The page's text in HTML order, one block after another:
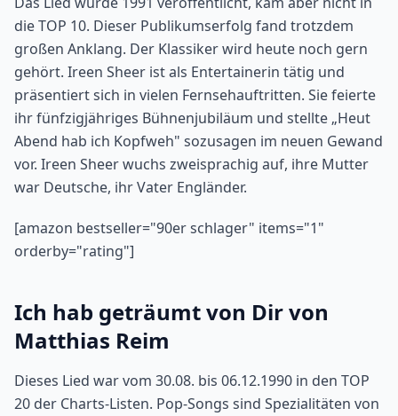
die TOP 10. Dieser Publikumserfolg fand trotzdem
großen Anklang. Der Klassiker wird heute noch gern
gehört. Ireen Sheer ist als Entertainerin tätig und
präsentiert sich in vielen Fernsehauftritten. Sie feierte
ihr fünfzigjähriges Bühnenjubiläum und stellte „Heut
Abend hab ich Kopfweh" sozusagen im neuen Gewand
vor. Ireen Sheer wuchs zweisprachig auf, ihre Mutter
war Deutsche, ihr Vater Engländer.
[amazon bestseller="90er schlager" items="1"
orderby="rating"]
Ich hab geträumt von Dir von
Matthias Reim
Dieses Lied war vom 30.08. bis 06.12.1990 in den TOP
20 der Charts-Listen. Pop-Songs sind Spezialitäten von